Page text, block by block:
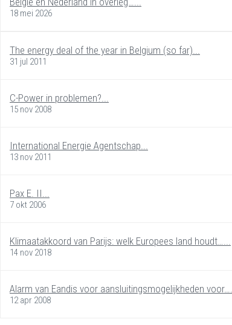
18 mei 2026
The energy deal of the year in Belgium (so far)...
31 jul 2011
C-Power in problemen?...
15 nov 2008
International Energie Agentschap...
13 nov 2011
Pax E. II...
7 okt 2006
Klimaatakkoord van Parijs: welk Europees land houdt…...
14 nov 2018
Alarm van Eandis voor aansluitingsmogelijkheden voor…...
12 apr 2008